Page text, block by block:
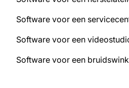
Software voor een
Software voor een
Software voor een